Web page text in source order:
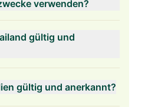
verwenden?
gültig und
gültig und anerkannt?